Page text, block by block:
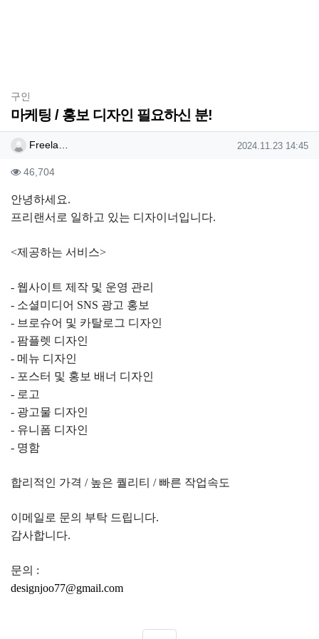
구인
마케팅 / 홍보 디자인 필요하신 분!
작성자 정보
Freela… 작성일
2024.11.23 14:45
컨텐츠 정보
46,704조회
본문
안녕하세요.
프리랜서로 일하고 있는 디자이너입니다.
<제공하는 서비스>
- 웹사이트 제작 및 운영 관리
- 소셜미디어 SNS 광고 홍보
- 브로슈어 및 카탈로그 디자인
- 팜플렛 디자인
- 메뉴 디자인
- 포스터 및 홍보 배너 디자인
- 로고
- 광고물 디자인
- 유니폼 디자인
- 명함
합리적인 가격 / 높은 퀄리티 / 빠른 작업속도
이메일로 문의 부탁 드립니다.
감사합니다.
문의 :
designjoo77@gmail.com